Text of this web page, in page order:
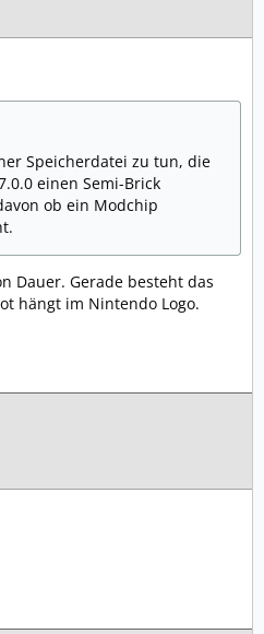
Speicherdatei zu tun, die
einen Semi-Brick
ob ein Modchip
Dauer. Gerade besteht das
hängt im Nintendo Logo.